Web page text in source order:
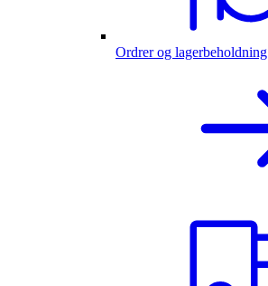
Ordrer og lagerbeholdning